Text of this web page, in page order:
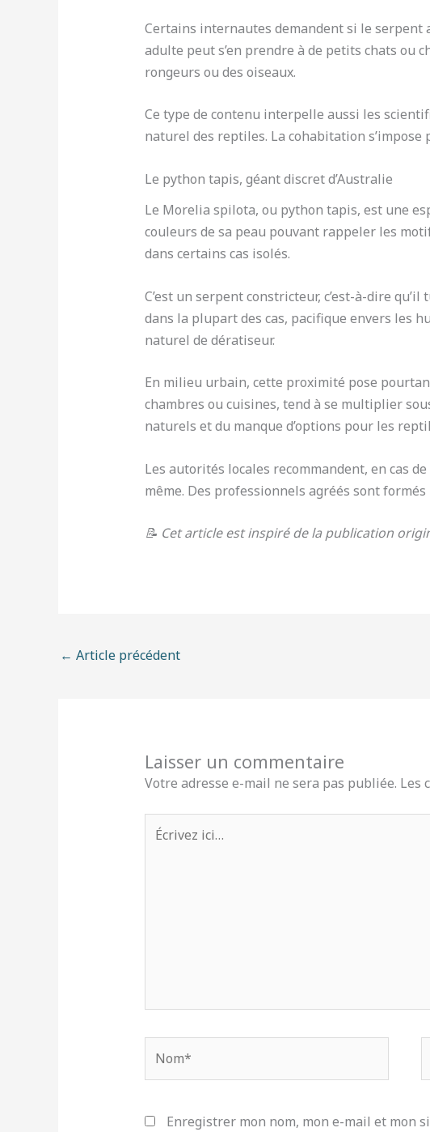
Certains internautes demandent si le serpent
adulte peut s’en prendre à de petits chats ou
rongeurs ou des oiseaux.
Ce type de contenu interpelle aussi les
naturel des reptiles. La cohabitation
Le python tapis, géant discret d’Australie
Le Morelia spilota, ou python tapis, est une
couleurs de sa peau pouvant rappeler les
dans certains cas isolés.
C’est un serpent constricteur, c’est-à-dire
dans la plupart des cas, pacifique envers les
naturel de dératiseur.
En milieu urbain, cette proximité pose
chambres ou cuisines, tend à se multiplier
naturels et du manque d’options pour les
Les autorités locales recommandent, en cas
même. Des professionnels agréés sont
📝 Cet article est inspiré de la publication
← Article précédent
Laisser un commentaire
Votre adresse e-mail ne sera pas publiée. Les
Écrivez
ici…
Enregistrer mon nom, mon e-mail et mon